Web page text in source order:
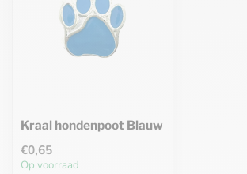
Kraal hondenpoot Blauw
€0,65
Op voorraad